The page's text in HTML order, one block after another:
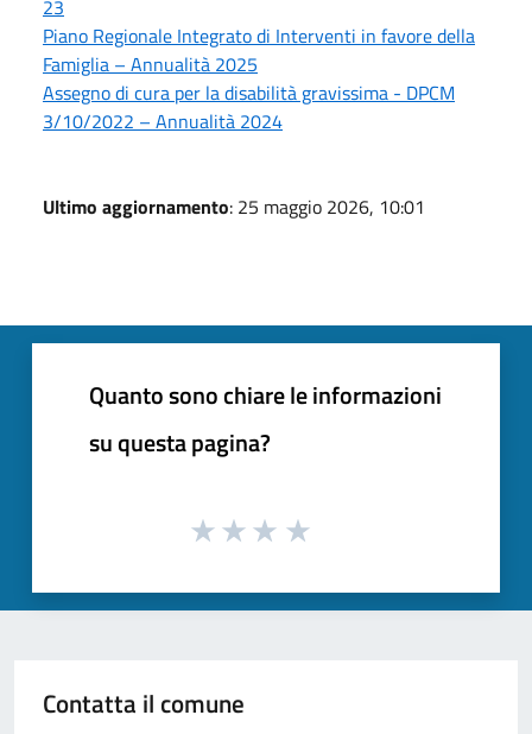
23
Piano Regionale Integrato di Interventi in favore della
Famiglia – Annualità 2025
Assegno di cura per la disabilità gravissima - DPCM
3/10/2022 – Annualità 2024
Ultimo aggiornamento: 25 maggio 2026, 10:01
Quanto sono chiare le informazioni
su questa pagina?
Contatta il comune